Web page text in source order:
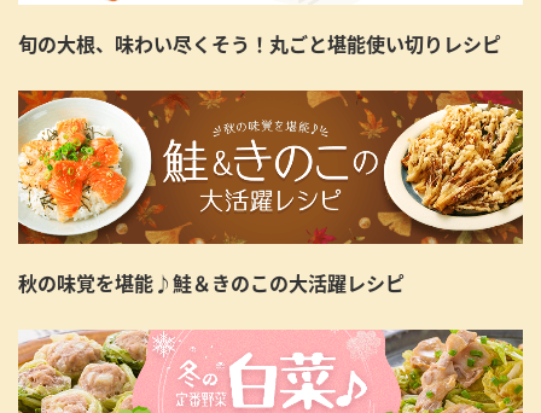
旬の大根、味わい尽くそう！丸ごと堪能使い切りレシピ
秋の味覚を堪能♪鮭＆きのこの大活躍レシピ